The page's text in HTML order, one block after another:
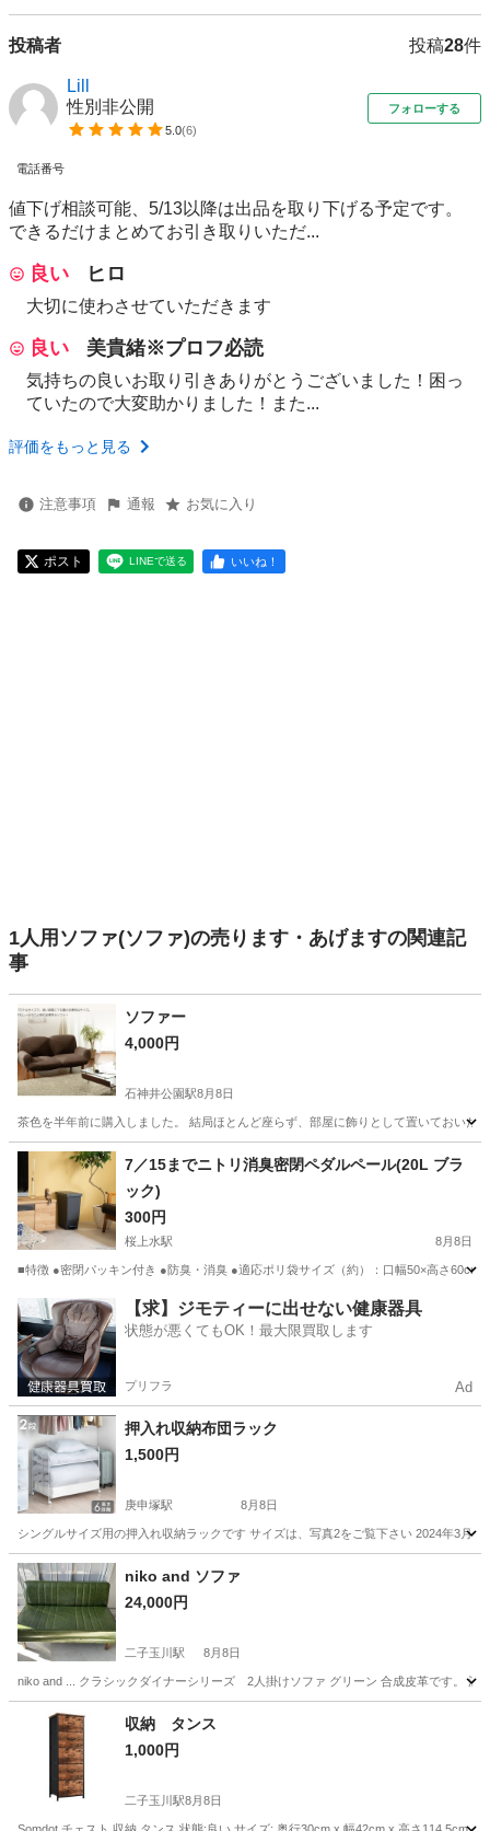
投稿者 投稿28件
Lill
性別非公開
5.0(6)
フォローする
電話番号
値下げ相談可能、5/13以降は出品を取り下げる予定です。
できるだけまとめてお引き取りいただ...
良い ヒロ
大切に使わさせていただきます
良い 美貴緒※プロフ必読
気持ちの良いお取り引きありがとうございました！困っ
ていたので大変助かりました！また...
評価をもっと見る
注意事項 通報 お気に入り
ポスト LINEで送る いいね！
1人用ソファ(ソファ)の売ります・あげますの関連記
事
ソファー
4,000円
石神井公園駅8月8日
茶色を半年前に購入しました。 結局ほとんど座らず、部屋に飾りとして置いておい
東京 練馬区 石神井公園駅 ソファ
7／15までニトリ消臭密閉ペダルペール(20L ブラ
ック)
300円
桜上水駅 8月8日
■特徴 ●密閉パッキン付き ●防臭・消臭 ●適応ポリ袋サイズ（約）：口幅50×高さ
東京 世田谷区 桜上水駅 寝具
【求】ジモティーに出せない健康器具
状態が悪くてもOK！最大限買取します
プリフラ Ad
押入れ収納布団ラック
1,500円
庚申塚駅 8月8日
シングルサイズ用の押入れ収納ラックです サイズは、写真2をご覧下さい 2024年3月に
東京 豊島区
niko and ソファ
24,000円
二子玉川駅 8月8日
niko and ... クラシックダイナーシリーズ 2人掛けソファ グリーン 合成皮革です。 深
東京 世田谷区 二子玉川駅
収納 タンス
1,000円
二子玉川駅8月8日